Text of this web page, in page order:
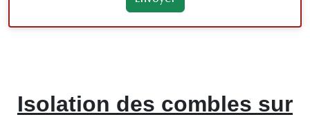
Isolation des combles sur